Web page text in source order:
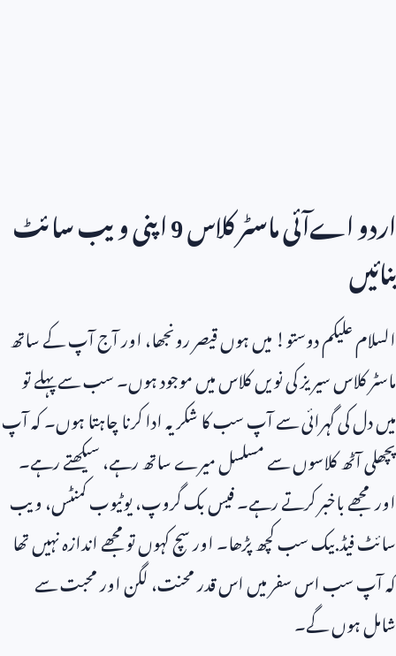
اردو اےآئی ماسٹر کلاس9اپنی ویب سائٹ
بنائیں
السلام علیکم دوستو! میں ہوں قیصر رونجھا، اور آج آپ کے ساتھ
ماسٹر کلاس سیریز کی نویں کلاس میں موجود ہوں۔ سب سے پہلے تو
میں دل کی گہرائی سے آپ سب کا شکریہ ادا کرنا چاہتا ہوں۔ کہ آپ
پچھلی آٹھ کلاسوں سے مسلسل میرے ساتھ رہے، سیکھتے رہے۔
اور مجھے باخبر کرتے رہے۔ فیس بک گروپ، یوٹیوب کمنٹس، ویب
سائٹ فیڈبیک سب کچھ پڑھا۔ اور سچ کہوں تو مجھے اندازہ نہیں تھا
کہ آپ سب اس سفر میں اس قدر محنت، لگن اور محبت سے
شامل ہوں گے۔